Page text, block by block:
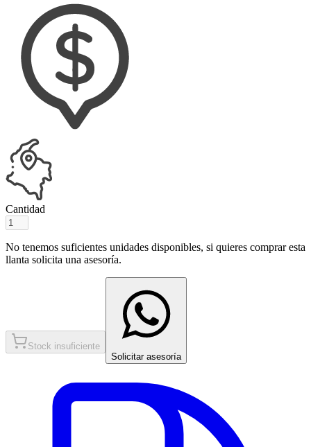
Cantidad
No tenemos suficientes unidades disponibles, si quieres comprar esta
llanta solicita una asesoría.
Stock insuficiente
Solicitar asesoría